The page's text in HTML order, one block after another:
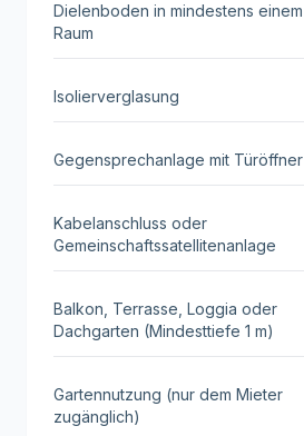
Dielenboden in mindestens einem
Raum
Isolierverglasung
Gegensprechanlage mit Türöffner
Kabelanschluss oder
Gemeinschaftssatellitenanlage
Balkon, Terrasse, Loggia oder
Dachgarten (Mindesttiefe 1 m)
Gartennutzung (nur dem Mieter
zugänglich)